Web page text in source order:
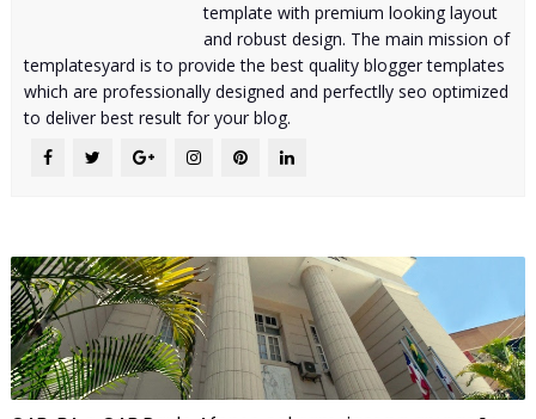
template with premium looking layout
and robust design. The main mission of
templatesyard is to provide the best quality blogger templates
which are professionally designed and perfectlly seo optimized
to deliver best result for your blog.